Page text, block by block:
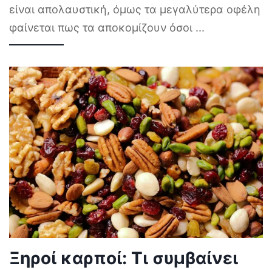
είναι απολαυστική, όμως τα μεγαλύτερα οφέλη
φαίνεται πως τα αποκομίζουν όσοι ...
Ξηροί καρποί: Τι συμβαίνει